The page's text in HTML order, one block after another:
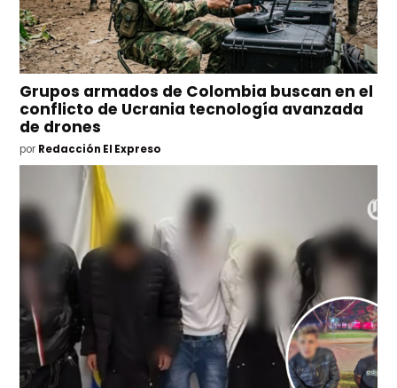
Grupos armados de Colombia buscan en el
conflicto de Ucrania tecnología avanzada
de drones
por Redacción El Expreso